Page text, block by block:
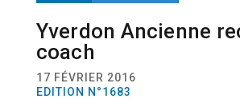
Yverdon Ancienne
coach
17 FÉVRIER 2016
EDITION N°1683